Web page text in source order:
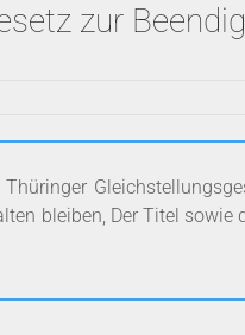
zur
Thüringer
bleiben, Der Titel